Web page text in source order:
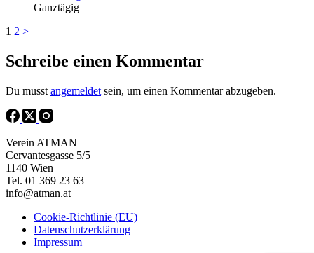
Ganztägig
1 2 >
Schreibe einen Kommentar
Du musst angemeldet sein, um einen Kommentar abzugeben.
Verein ATMAN
Cervantesgasse 5/5
1140 Wien
Tel. 01 369 23 63
info@atman.at
Cookie-Richtlinie (EU)
Datenschutzerklärung
Impressum